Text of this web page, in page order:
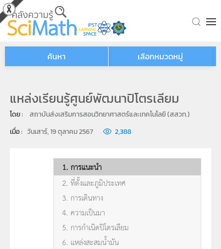
Skip to main content
ค้นหา เลือกหมวดหมู่
แหล่งเรียนรู้ศูนย์พัฒนาปิโตรเลียม
โดย :
สถาบันส่งเสริมการสอนวิทยาศาสตร์และเทคโนโลยี (สสวท.)
เมื่อ : วันเสาร์, 19 ตุลาคม 2567 2,388
1. การแนะนำ
2. ที่ตั้งและภูมิประเทศ
3. การเดินทาง
4. ความเป็นมา
5. การกำเนิดปิโตรเลียม
6. แหล่งสะสมน้ำมัน